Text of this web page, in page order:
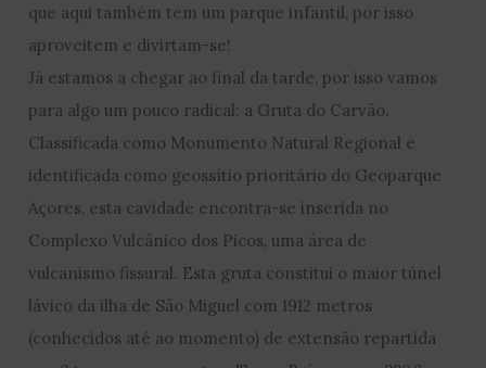
que aqui também tem um parque infantil, por isso
aproveitem e divirtam-se!
Já estamos a chegar ao final da tarde, por isso vamos
para algo um pouco radical: a Gruta do Carvão.
Classificada como Monumento Natural Regional e
identificada como geossítio prioritário do Geoparque
Açores, esta cavidade encontra-se inserida no
Complexo Vulcânico dos Picos, uma área de
vulcanismo fissural. Esta gruta constitui o maior túnel
lávico da ilha de São Miguel com 1912 metros
(conhecidos até ao momento) de extensão repartida